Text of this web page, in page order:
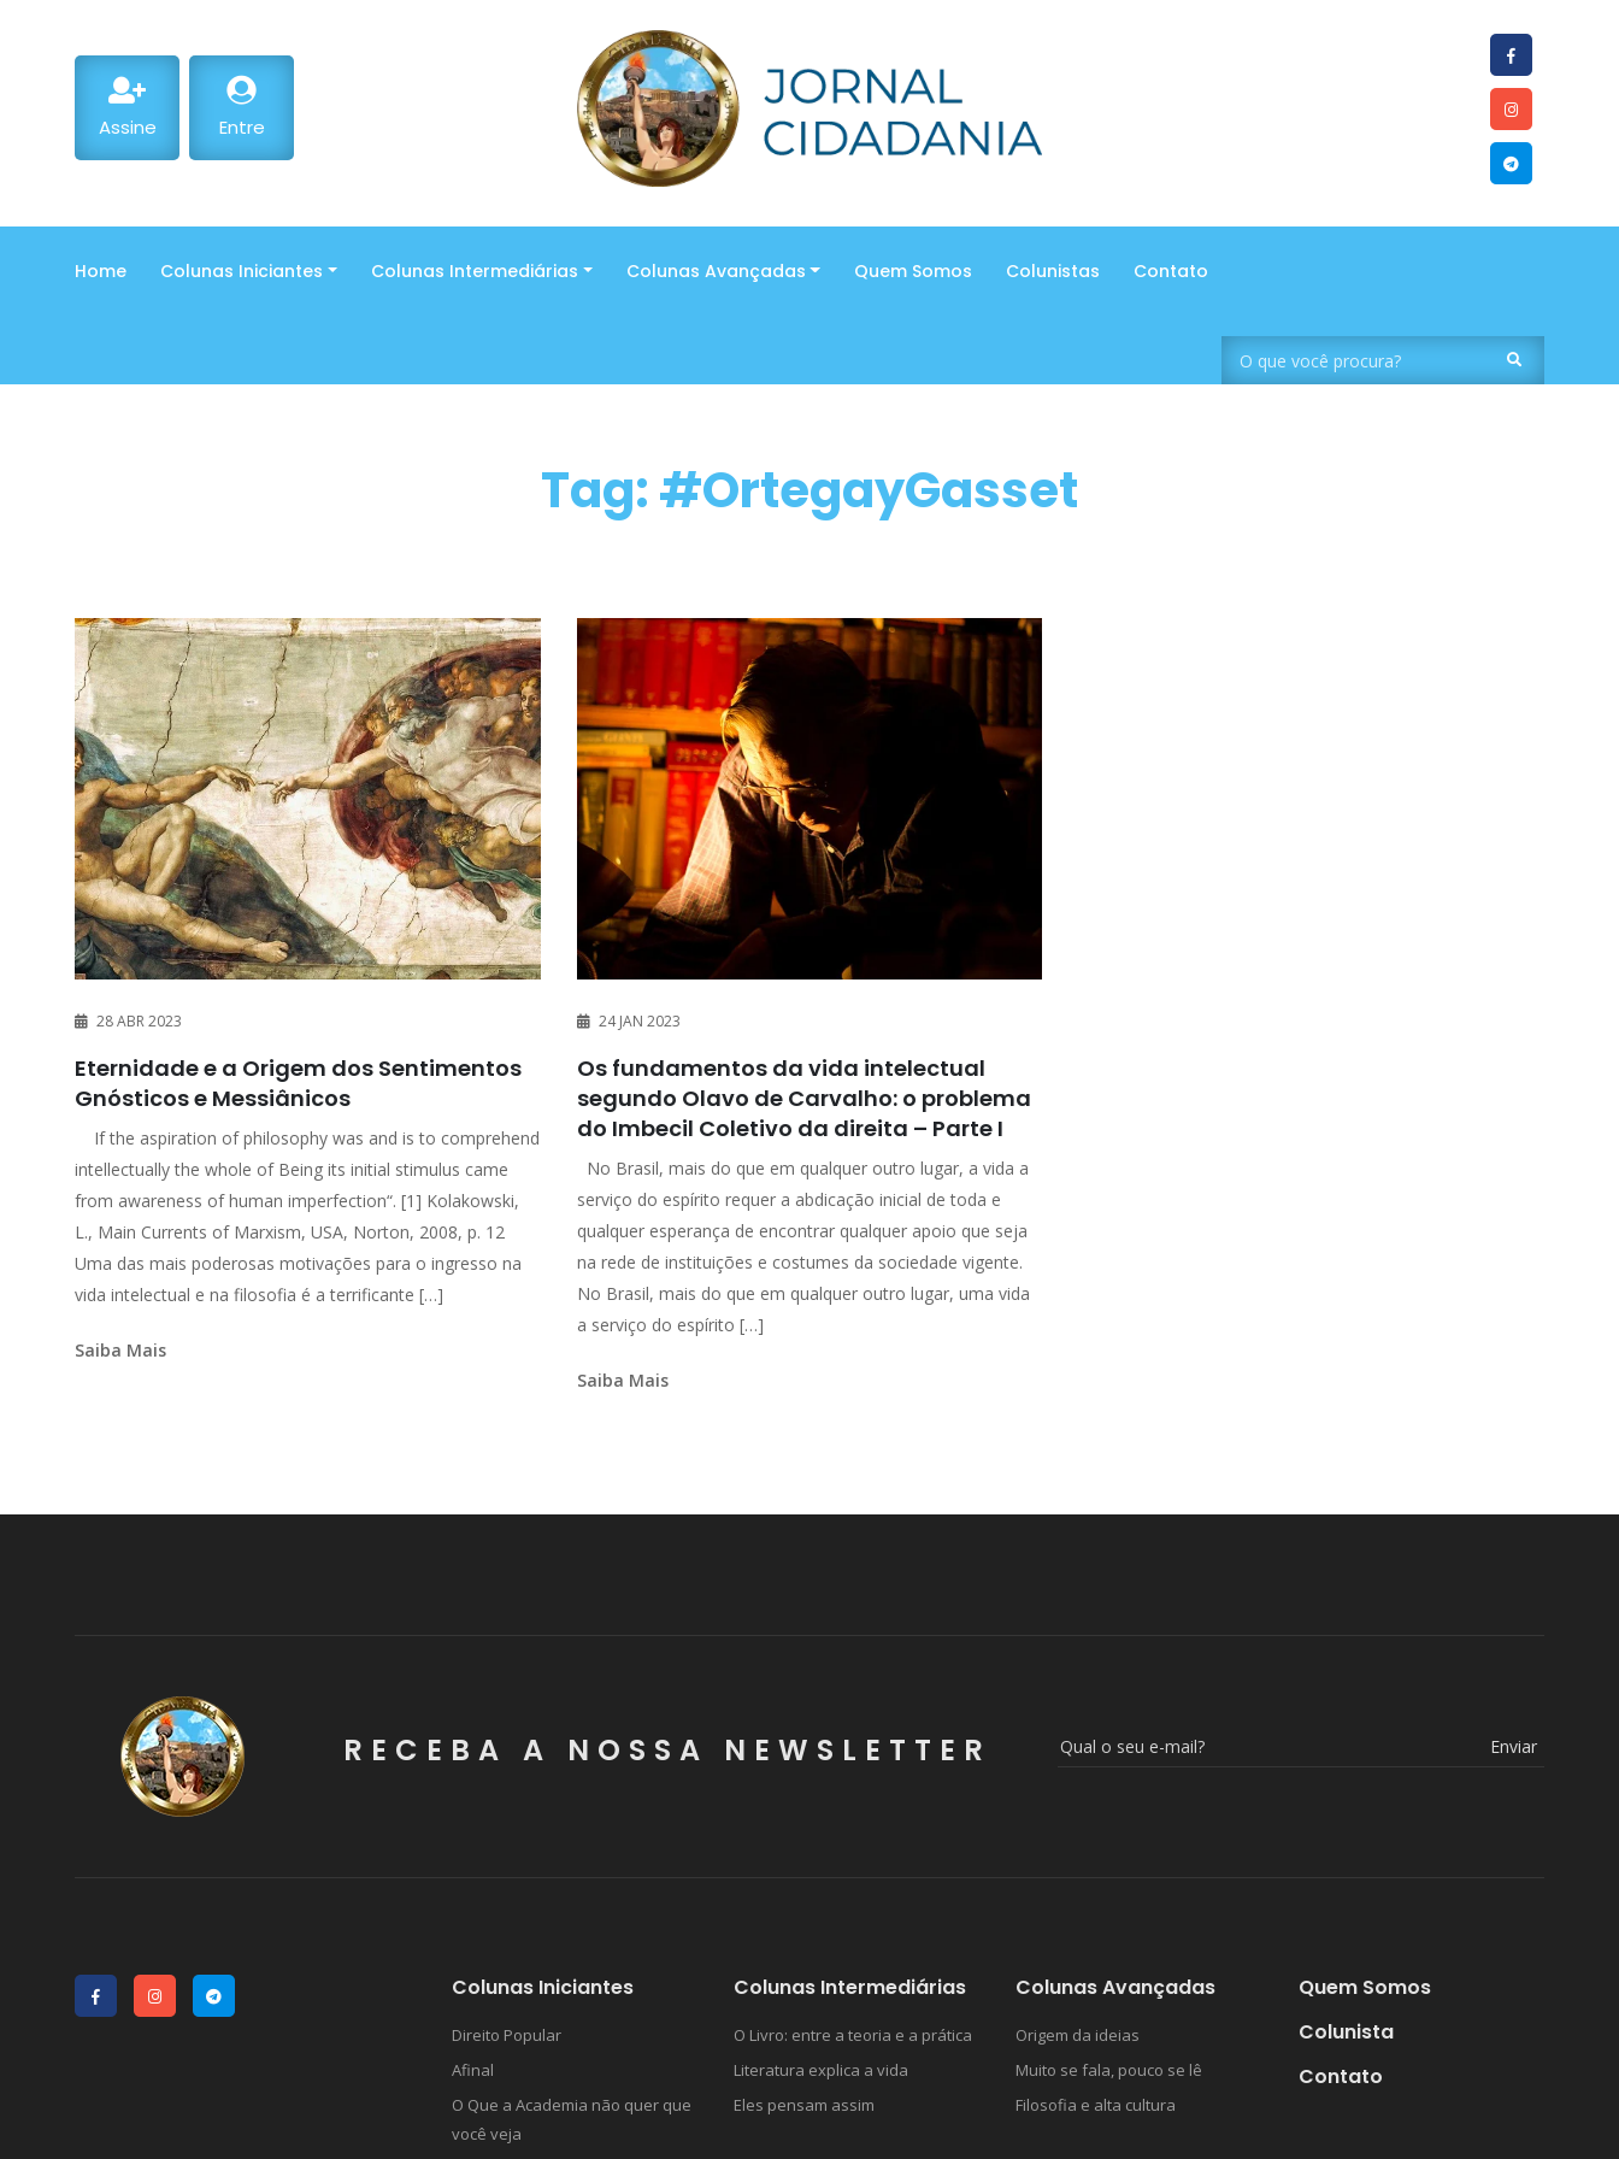
Assine Entre
Home Colunas Iniciantes Colunas Intermediárias Colunas Avançadas Quem Somos Colunistas Contato
Tag: #OrtegayGasset
28 ABR 2023
Eternidade e a Origem dos Sentimentos
Gnósticos e Messiânicos
If the aspiration of philosophy was and is to comprehend
intellectually the whole of Being its initial stimulus came
from awareness of human imperfection“. [1] Kolakowski,
L., Main Currents of Marxism, USA, Norton, 2008, p. 12
Uma das mais poderosas motivações para o ingresso na
vida intelectual e na filosofia é a terrificante […]
Saiba Mais
24 JAN 2023
Os fundamentos da vida intelectual
segundo Olavo de Carvalho: o problema
do Imbecil Coletivo da direita – Parte I
No Brasil, mais do que em qualquer outro lugar, a vida a
serviço do espírito requer a abdicação inicial de toda e
qualquer esperança de encontrar qualquer apoio que seja
na rede de instituições e costumes da sociedade vigente.
No Brasil, mais do que em qualquer outro lugar, uma vida
a serviço do espírito […]
Saiba Mais
RECEBA A NOSSA NEWSLETTER Enviar
Colunas Iniciantes
Direito Popular
Afinal
O Que a Academia não quer que
você veja
Colunas Intermediárias
O Livro: entre a teoria e a prática
Literatura explica a vida
Eles pensam assim
Colunas Avançadas
Origem da ideias
Muito se fala, pouco se lê
Filosofia e alta cultura
Quem Somos
Colunista
Contato